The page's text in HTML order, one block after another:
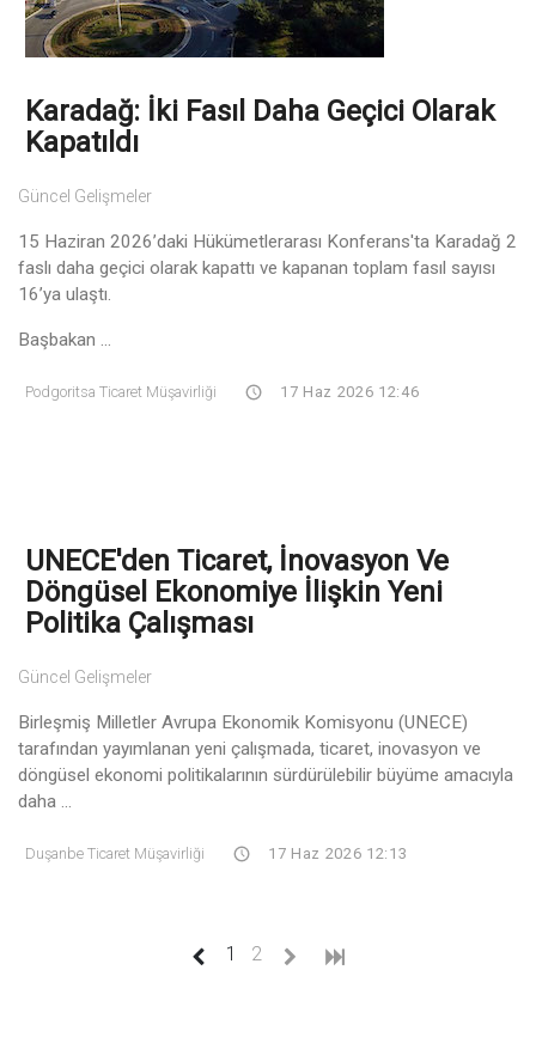
Karadağ: İki Fasıl Daha Geçici Olarak
Kapatıldı
Güncel Gelişmeler
15 Haziran 2026’daki Hükümetlerarası Konferans'ta Karadağ 2
faslı daha geçici olarak kapattı ve kapanan toplam fasıl sayısı
16’ya ulaştı.
Başbakan ...
Podgoritsa Ticaret Müşavirliği 17 Haz 2026 12:46
UNECE'den Ticaret, İnovasyon Ve
Döngüsel Ekonomiye İlişkin Yeni
Politika Çalışması
Güncel Gelişmeler
Birleşmiş Milletler Avrupa Ekonomik Komisyonu (UNECE)
tarafından yayımlanan yeni çalışmada, ticaret, inovasyon ve
döngüsel ekonomi politikalarının sürdürülebilir büyüme amacıyla
daha ...
Duşanbe Ticaret Müşavirliği 17 Haz 2026 12:13
1 (current)
2